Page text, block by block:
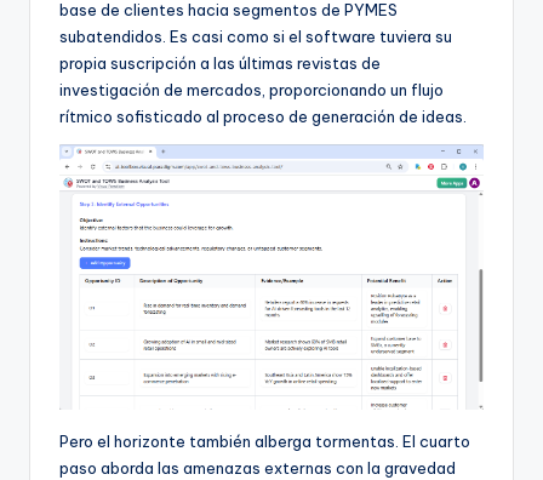
base de clientes hacia segmentos de PYMES
subatendidos. Es casi como si el software tuviera su
propia suscripción a las últimas revistas de
investigación de mercados, proporcionando un flujo
rítmico sofisticado al proceso de generación de ideas.
Pero el horizonte también alberga tormentas. El cuarto
paso aborda las amenazas externas con la gravedad